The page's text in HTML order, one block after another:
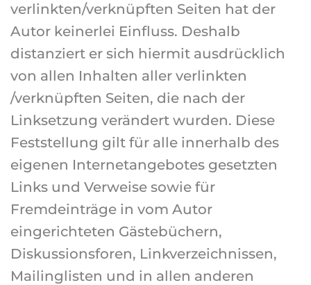
verlinkten/verknüpften Seiten hat der
Autor keinerlei Einfluss. Deshalb
distanziert er sich hiermit ausdrücklich
von allen Inhalten aller verlinkten
/verknüpften Seiten, die nach der
Linksetzung verändert wurden. Diese
Feststellung gilt für alle innerhalb des
eigenen Internetangebotes gesetzten
Links und Verweise sowie für
Fremdeinträge in vom Autor
eingerichteten Gästebüchern,
Diskussionsforen, Linkverzeichnissen,
Mailinglisten und in allen anderen